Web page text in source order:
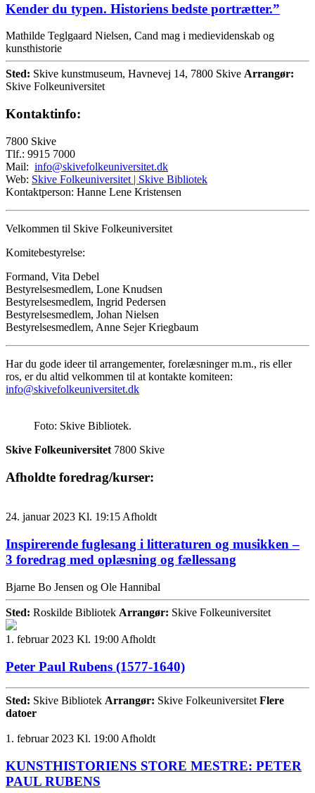
Kender du typen. Historiens bedste portrætter.”
Mathilde Teglgaard Nielsen, Cand mag i medievidenskab og
kunsthistorie
Sted: Skive kunstmuseum, Havnevej 14, 7800 Skive Arrangør:
Skive Folkeuniversitet
Kontaktinfo:
7800 Skive
Tlf.: 9915 7000
Mail: info@skivefolkeuniversitet.dk
Web: Skive Folkeuniversitet | Skive Bibliotek
Kontaktperson: Hanne Lene Kristensen
Velkommen til Skive Folkeuniversitet
Komitebestyrelse:
Formand, Vita Debel
Bestyrelsesmedlem, Lone Knudsen
Bestyrelsesmedlem, Ingrid Pedersen
Bestyrelsesmedlem, Johan Nielsen
Bestyrelsesmedlem, Anne Sejer Kriegbaum
Har du gode ideer til arrangementer, forelæsninger m.m., ris eller
ros, er du altid velkommen til at kontakte komiteen:
info@skivefolkeuniversitet.dk
Foto: Skive Bibliotek.
Skive Folkeuniversitet 7800 Skive
Afholdte foredrag/kurser:
24. januar 2023 Kl. 19:15 Afholdt
Inspirerende fuglesang i litteraturen og musikken –
3 foredrag med oplæsning og fællessang
Bjarne Bo Jensen og Ole Hannibal
Sted: Roskilde Bibliotek Arrangør: Skive Folkeuniversitet
1. februar 2023 Kl. 19:00 Afholdt
Peter Paul Rubens (1577-1640)
Sted: Skive Bibliotek Arrangør: Skive Folkeuniversitet Flere
datoer
1. februar 2023 Kl. 19:00 Afholdt
KUNSTHISTORIENS STORE MESTRE: PETER
PAUL RUBENS